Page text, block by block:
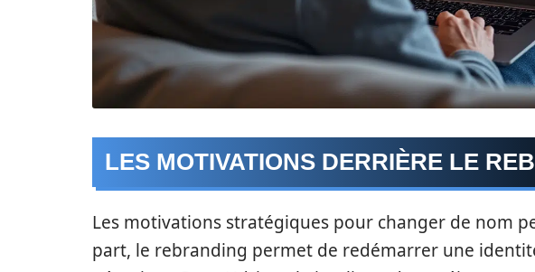
LES MOTIVATIONS DERRIÈRE LE
Les motivations stratégiques pour changer de nom
part, le rebranding permet de redémarrer une